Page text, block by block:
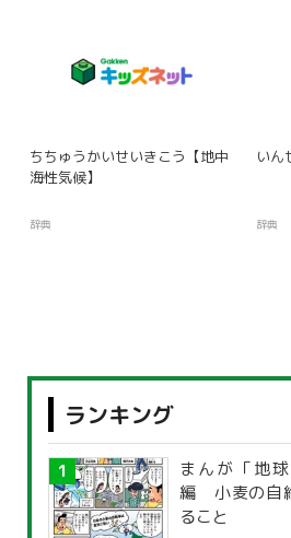
ちちゅうかいせいきこう【地中
海性気候】
辞典
いん
辞典
ランキング
まんが「地
編 小麦の自
ること